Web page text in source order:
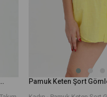
Pamuk Keten Şort Gömlek Kadın İkili Takım - Ekru